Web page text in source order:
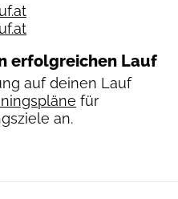
erfolgreichen Lauf
auf deinen Lauf
für
an.